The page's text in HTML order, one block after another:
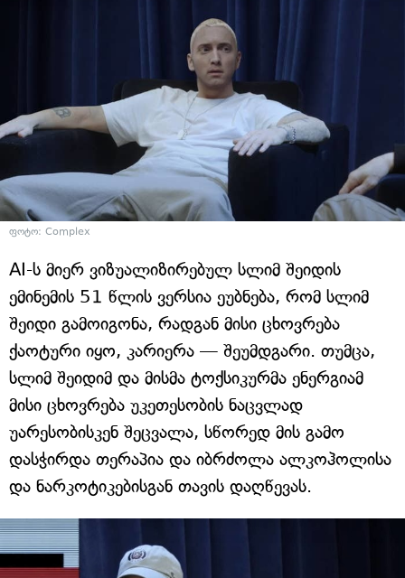
ფოტო: Complex
AI-ს მიერ ვიზუალიზირებულ სლიმ შეიდის
ემინემის 51 წლის ვერსია ეუბნება, რომ სლიმ
შეიდი გამოიგონა, რადგან მისი ცხოვრება
ქაოტური იყო, კარიერა — შეუმდგარი. თუმცა,
სლიმ შეიდიმ და მისმა ტოქსიკურმა ენერგიამ
მისი ცხოვრება უკეთესობის ნაცვლად
უარესობისკენ შეცვალა, სწორედ მის გამო
დასჭირდა თერაპია და იბრძოლა ალკოჰოლისა
და ნარკოტიკებისგან თავის დაღწევას.